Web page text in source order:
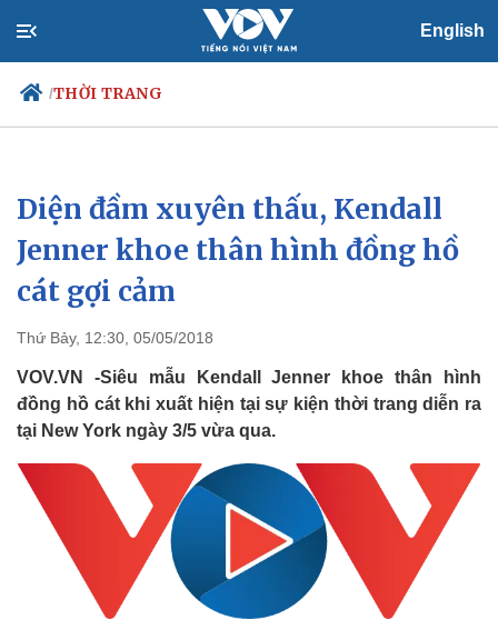
English
/THỜI TRANG
Chính trị
Đảng
Tổ chức nhân sự
Quốc hội
Nhận diện sự thật
Xã hội
Tin 24h
Dự báo thời tiết
Diện đầm xuyên thấu, Kendall
Jenner khoe thân hình đồng hồ
cát gợi cảm
Thứ Bảy, 12:30, 05/05/2018
VOV.VN -Siêu mẫu Kendall Jenner khoe thân hình
đồng hồ cát khi xuất hiện tại sự kiện thời trang diễn ra
tại New York ngày 3/5 vừa qua.